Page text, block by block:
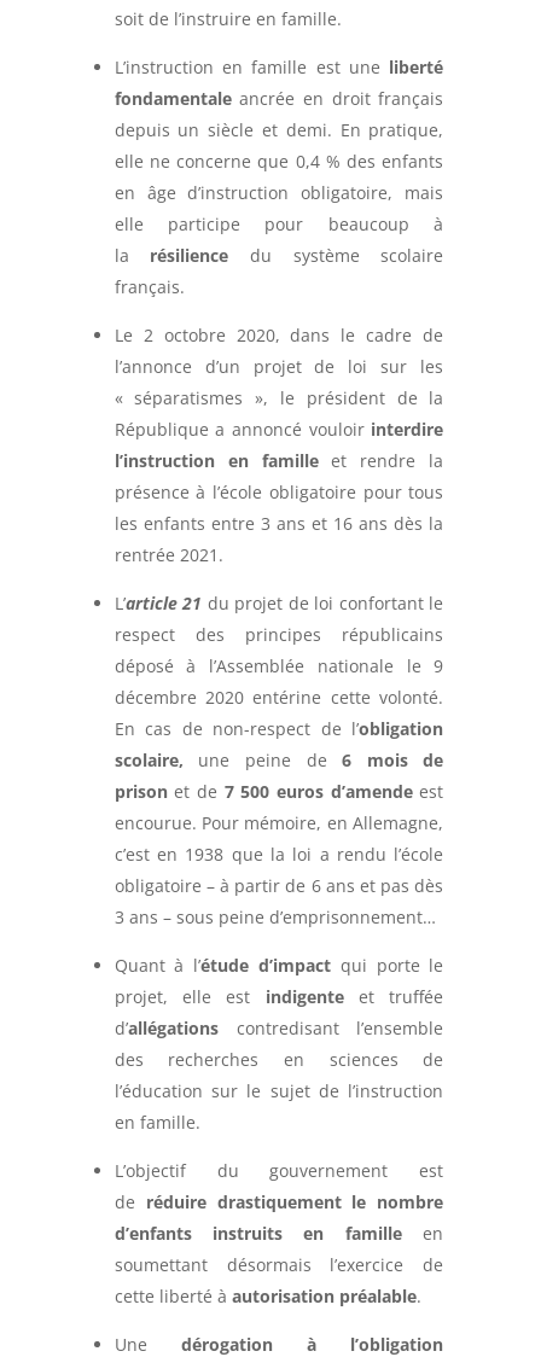
soit de l’instruire en famille.
L’instruction en famille est une liberté
fondamentale ancrée en droit français
depuis un siècle et demi. En pratique,
elle ne concerne que 0,4 % des enfants
en âge d’instruction obligatoire, mais
elle participe pour beaucoup à
la
résilience
du système scolaire
français.
Le 2 octobre 2020, dans le cadre de
l’annonce d’un projet de loi sur les
« séparatismes », le président de la
République a annoncé vouloir interdire
l’instruction en famille et rendre la
présence à l’école obligatoire pour tous
les enfants entre 3 ans et 16 ans dès la
rentrée 2021.
L’article 21 du projet de loi confortant le
respect des principes républicains
déposé à l’Assemblée nationale le 9
décembre 2020 entérine cette volonté.
En cas de non-respect de l’obligation
scolaire, une peine de
6 mois de
prison et de 7 500 euros d’amende est
encourue. Pour mémoire, en Allemagne,
c’est en 1938 que la loi a rendu l’école
obligatoire – à partir de 6 ans et pas dès
3 ans – sous peine d’emprisonnement…
Quant à l’étude d’impact qui porte le
projet, elle est
indigente
et truffée
d’allégations
contredisant l’ensemble
des recherches en sciences de
l’éducation sur le sujet de l’instruction
en famille.
L’objectif du gouvernement est
de réduire drastiquement le nombre
d’enfants instruits en famille
en
soumettant désormais l’exercice de
cette liberté à autorisation préalable.
Une
dérogation à l’obligation